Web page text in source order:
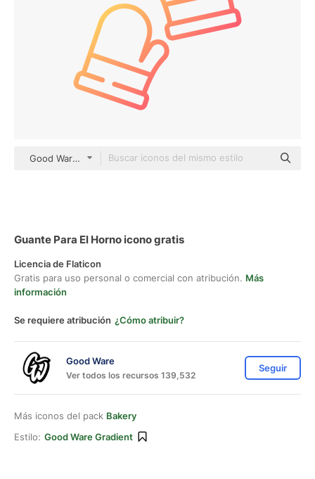
Good Ware Gradient
Guante Para El Horno icono gratis
Licencia de Flaticon
Gratis para uso personal o comercial con atribución. Más
información
Se requiere atribución ¿Cómo atribuir?
Good Ware
Ver todos los recursos 139,532
Seguir
Más iconos del pack Bakery
Estilo: Good Ware Gradient